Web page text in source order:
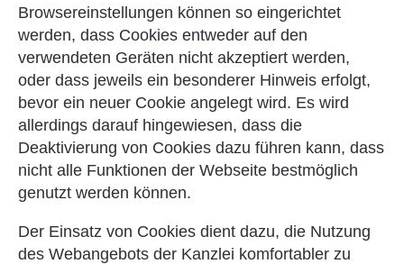
Browsereinstellungen können so eingerichtet
werden, dass Cookies entweder auf den
verwendeten Geräten nicht akzeptiert werden,
oder dass jeweils ein besonderer Hinweis erfolgt,
bevor ein neuer Cookie angelegt wird. Es wird
allerdings darauf hingewiesen, dass die
Deaktivierung von Cookies dazu führen kann, dass
nicht alle Funktionen der Webseite bestmöglich
genutzt werden können.
Der Einsatz von Cookies dient dazu, die Nutzung
des Webangebots der Kanzlei komfortabler zu